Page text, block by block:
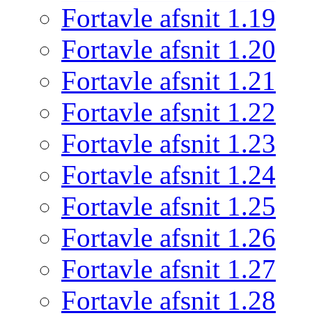
Fortavle afsnit 1.19
Fortavle afsnit 1.20
Fortavle afsnit 1.21
Fortavle afsnit 1.22
Fortavle afsnit 1.23
Fortavle afsnit 1.24
Fortavle afsnit 1.25
Fortavle afsnit 1.26
Fortavle afsnit 1.27
Fortavle afsnit 1.28